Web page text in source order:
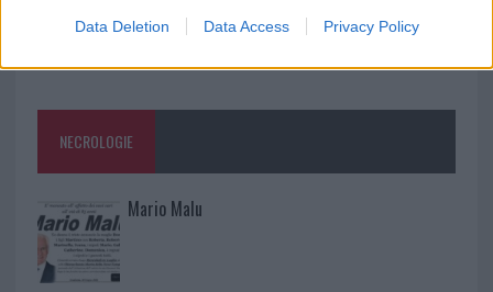
Data Deletion Data Access Privacy Policy
NECROLOGIE
Mario Malu